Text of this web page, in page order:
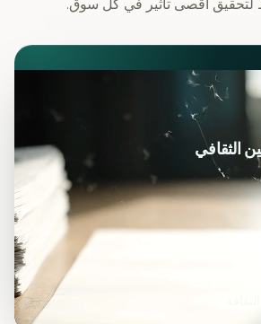
لتحقيق أقصى تأثير في كل سوق.
الثقافي